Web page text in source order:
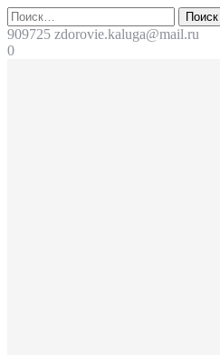
Перейти
к
содержимому
Поиск
909725 zdorovie.kaluga@mail.ru
0